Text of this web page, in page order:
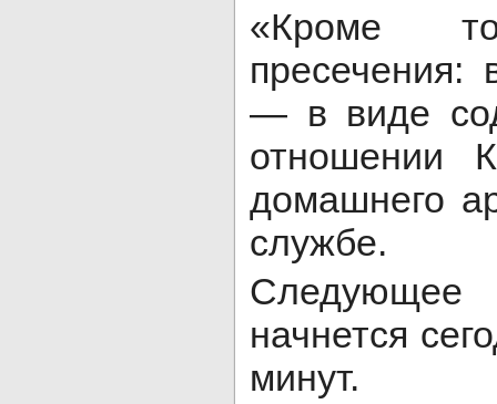
«Кроме
— в виде
отношении
домашнего
службе.
начнется
минут.